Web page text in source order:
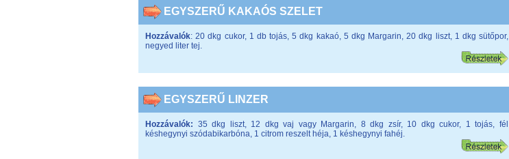
EGYSZERŰ KAKAÓS SZELET
Hozzávalók: 20 dkg cukor, 1 db tojás, 5 dkg kakaó, 5 dkg Margarin, 20 dkg liszt, 1 dkg sütőpor,
negyed liter tej.
EGYSZERŰ LINZER
Hozzávalók: 35 dkg liszt, 12 dkg vaj vagy Margarin, 8 dkg zsír, 10 dkg cukor, 1 tojás, fél
késhegynyi szódabikarbóna, 1 citrom reszelt héja, 1 késhegynyi fahéj.